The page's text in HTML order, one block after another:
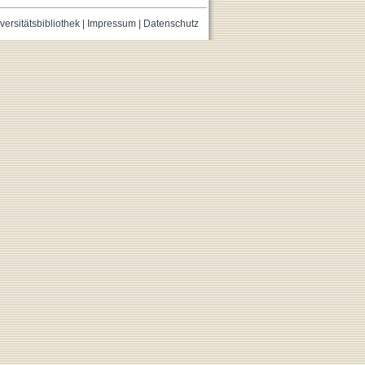
| Impressum| Datenschutz